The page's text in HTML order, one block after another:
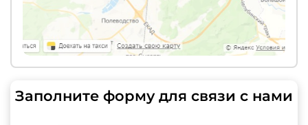
Заполните форму для связи с нами